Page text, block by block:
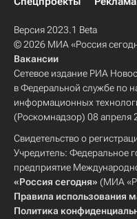
Версия 2023.1 Beta
© 2026 МИА «Россия
Вакансии
Сетевое издание РИА
в Федеральной службе по
информационных
(Роскомнадзор) 08 апреля
Свидетельство о
Учредитель: Федеральное
предприятие
«Россия сегодня» (МИА
Правила использования
Политика